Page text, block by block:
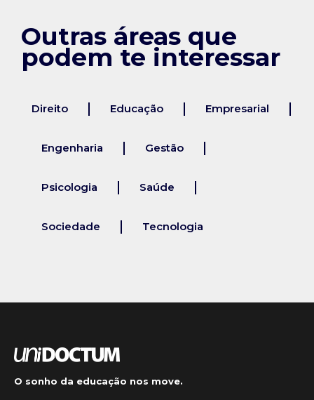
Outras áreas que
podem te interessar
Direito Educação Empresarial
Engenharia Gestão
Psicologia Saúde
Sociedade Tecnologia
O sonho da educação nos move.